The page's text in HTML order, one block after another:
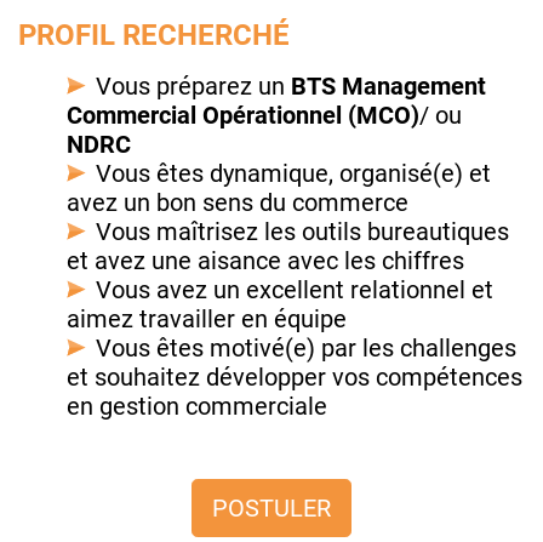
PROFIL RECHERCHÉ
Vous préparez un BTS Management
Commercial Opérationnel (MCO)/ ou
NDRC
Vous êtes dynamique, organisé(e) et
avez un bon sens du commerce
Vous maîtrisez les outils bureautiques
et avez une aisance avec les chiffres
Vous avez un excellent relationnel et
aimez travailler en équipe
Vous êtes motivé(e) par les challenges
et souhaitez développer vos compétences
en gestion commerciale
POSTULER